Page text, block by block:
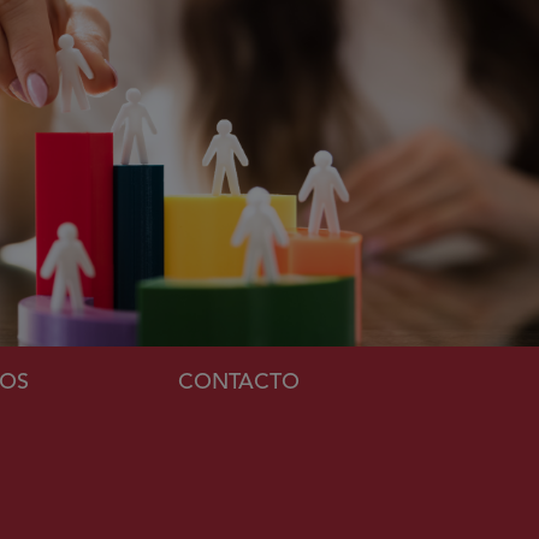
CONTACTO